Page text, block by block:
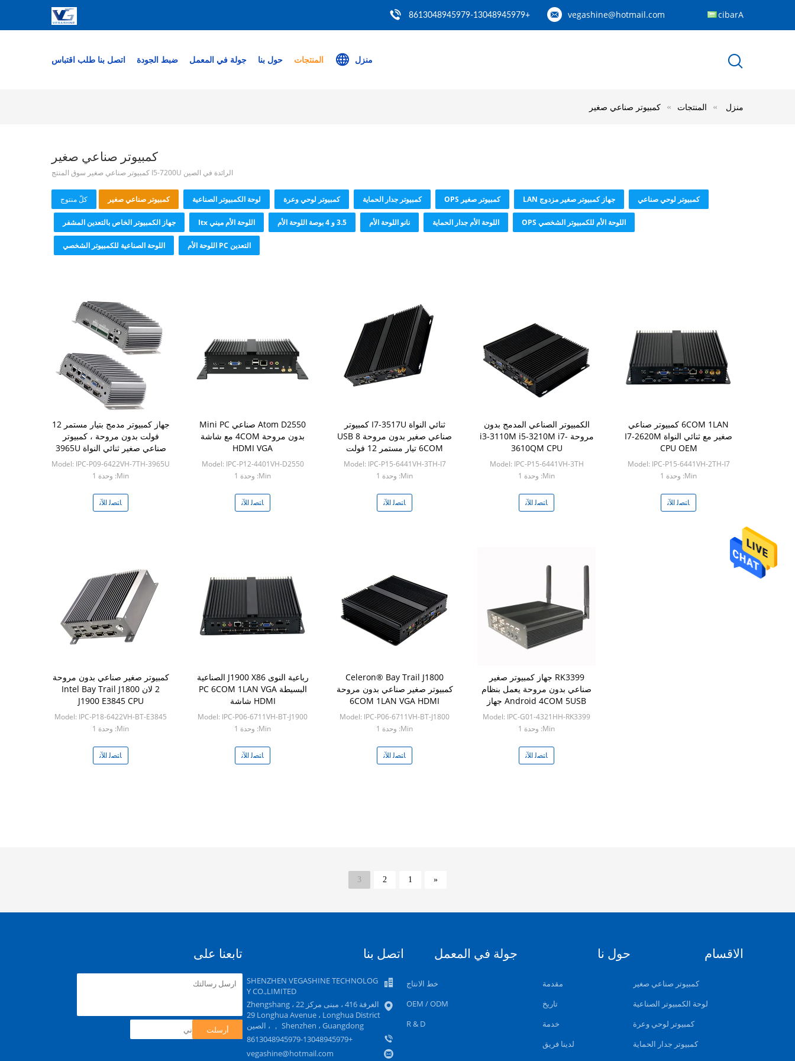
vegashine@hotmail.com
+8613048945979-13048945979 Arabic
منزل المنتجات حول بنا جولة في المعمل ضبط الجودة اتصل بنا طلب اقتباس
منزل المنتجات كمبيوتر صناعي صغير
كمبيوتر صناعي صغير
الرائدة في الصين I5-7200U كمبيوتر صناعي صغير سوق المنتج
كلّ منتوج كمبيوتر صناعي صغير لوحة الكمبيوتر الصناعية كمبيوتر لوحي وعرة كمبيوتر جدار الحماية كمبيوتر صغير OPS جهاز كمبيوتر صغير مزدوج LAN كمبيوتر لوحي صناعي
جهاز الكمبيوتر الخاص بالتعدين المشفر اللوحة الأم ميني Itx 3.5 و 4 بوصة اللوحة الأم نانو اللوحة الأم اللوحة الأم جدار الحماية اللوحة الأم للكمبيوتر الشخصي OPS
اللوحة الصناعية للكمبيوتر الشخصي التعدين PC اللوحة الأم
جهاز كمبيوتر مدمج بتيار مستمر 12
فولت بدون مروحة ، كمبيوتر
صناعي صغير ثنائي النواة 3965U
CPU 2 GLAN
Model: IPC-P09-6422VH-7TH-3965U
Min: وحدة 1
ﺎﺘﺼﻟ ﺍﻶﻧ
Atom D2550 صناعي Mini PC
بدون مروحة 4COM مع شاشة
HDMI VGA
Model: IPC-P12-4401VH-D2550
Min: وحدة 1
ﺎﺘﺼﻟ ﺍﻶﻧ
ثنائي النواة I7-3517U كمبيوتر
صناعي صغير بدون مروحة 8 USB
6COM تيار مستمر 12 فولت
Model: IPC-P15-6441VH-3TH-I7
Min: وحدة 1
ﺎﺘﺼﻟ ﺍﻶﻧ
الكمبيوتر الصناعي المدمج بدون
مروحة i3-3110M i5-3210M i7-
3610QM CPU
Model: IPC-P15-6441VH-3TH
Min: وحدة 1
ﺎﺘﺼﻟ ﺍﻶﻧ
6COM 1LAN كمبيوتر صناعي
صغير مع ثنائي النواة I7-2620M
CPU OEM
Model: IPC-P15-6441VH-2TH-I7
Min: وحدة 1
ﺎﺘﺼﻟ ﺍﻶﻧ
كمبيوتر صغير صناعي بدون مروحة
2 لان Intel Bay Trail J1800
J1900 E3845 CPU
Model: IPC-P18-6422VH-BT-E3845
Min: وحدة 1
ﺎﺘﺼﻟ ﺍﻶﻧ
رباعية النوى J1900 X86 الصناعية
البسيطة PC 6COM 1LAN VGA
HDMI شاشة
Model: IPC-P06-6711VH-BT-J1900
Min: وحدة 1
ﺎﺘﺼﻟ ﺍﻶﻧ
Celeron® Bay Trail J1800
كمبيوتر صغير صناعي بدون مروحة
6COM 1LAN VGA HDMI
Model: IPC-P06-6711VH-BT-J1800
Min: وحدة 1
ﺎﺘﺼﻟ ﺍﻶﻧ
RK3399 جهاز كمبيوتر صغير
صناعي بدون مروحة يعمل بنظام
Android 4COM 5USB جهاز
استقبال daul wifi BT iptv
Model: IPC-G01-4321HH-RK3399
Min: وحدة 1
ﺎﺘﺼﻟ ﺍﻶﻧ
«
1
2
3
الاقسام
كمبيوتر صناعي صغير
لوحة الكمبيوتر الصناعية
كمبيوتر لوحي وعرة
كمبيوتر جدار الحماية
حول نا
مقدمة
تاريخ
خدمة
لدينا فريق
جولة في المعمل
خط الانتاج
OEM / ODM
R & D
اتصل بنا
SHENZHEN VEGASHINE TECHNOLOG
Y CO.,LIMITED
الغرفة 416 ، مبنى مركز Zhengshang ، 22
29 Longhua Avenue ، Longhua District
， Shenzhen ، Guangdong ، الصين
+8613048945979-13048945979
vegashine@hotmail.com
تابعنا على
أرسلت